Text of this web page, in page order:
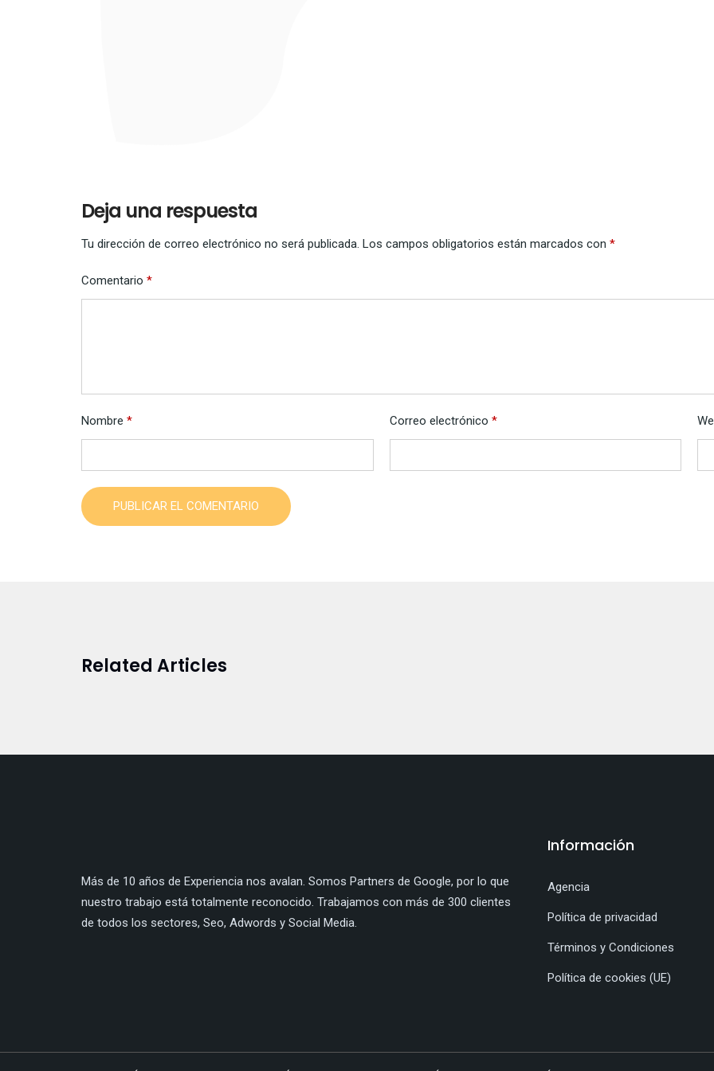
Deja una respuesta
Tu dirección de correo electrónico no será publicada. Los campos obligatorios están marcados con *
Comentario *
Nombre * Correo electrónico *
PUBLICAR EL COMENTARIO
Related Articles
Más de 10 años de Experiencia nos avalan. Somos Partners de Google, por lo que
nuestro trabajo está totalmente reconocido. Trabajamos con más de 300 clientes
de todos los sectores, Seo, Adwords y Social Media.
Información
Agencia
Política de privacidad
Términos y Condiciones
Política de cookies (UE)